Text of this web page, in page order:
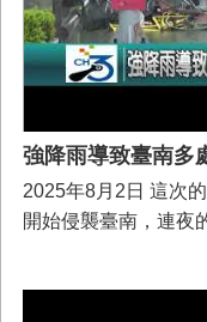
強降雨導致臺南多
2025年8月2日 這次
開始侵襲臺南，連夜